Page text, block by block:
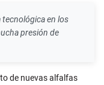
tecnológica en los
presión de
de nuevas alfalfas